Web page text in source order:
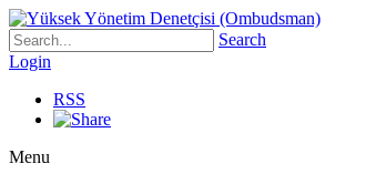
Search
Login
RSS
Menu